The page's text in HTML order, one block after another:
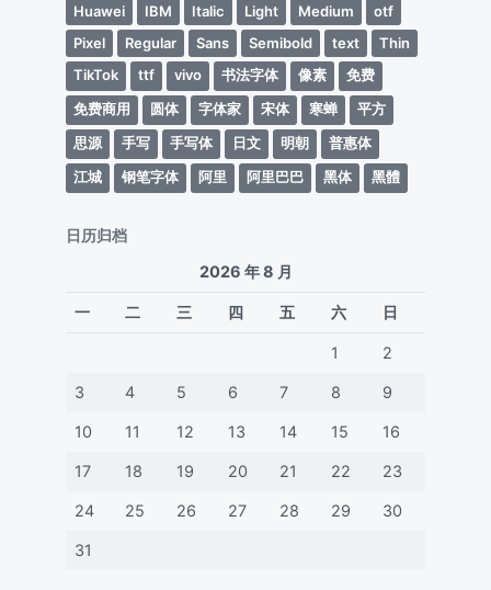
Huawei
IBM Italic Light Medium
otf
Pixel
Regular Sans Semibold text
Thin
TikTok
ttf vivo 书法字体 像素
免费
免费商用
圆体 字体家 宋体 寒蝉
平方
思源
手写 手写体 日文 明朝
普惠体
江城
钢笔字体 阿里 阿里巴巴 黑体 黑體
日历归档
2026 年 8 月
一 二 三 四 五 六 日
1 2
3 4 5 6 7 8 9
10 11 12 13 14 15 16
17 18 19 20 21 22 23
24 25 26 27 28 29 30
31